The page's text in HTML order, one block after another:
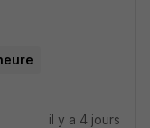
il y a 4 jours